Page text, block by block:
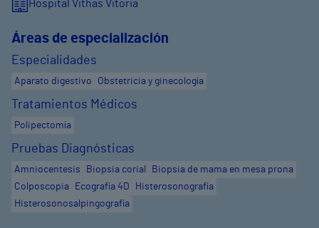
Hospital Vithas Vitoria
Áreas de especialización
Especialidades
Aparato digestivo Obstetricia y ginecología
Tratamientos Médicos
Polipectomía
Pruebas Diagnósticas
Amniocentesis Biopsia corial
Biopsia de mama en mesa prona
Colposcopia
Ecografía 4D
Histerosonografía
Histerosonosalpingografía